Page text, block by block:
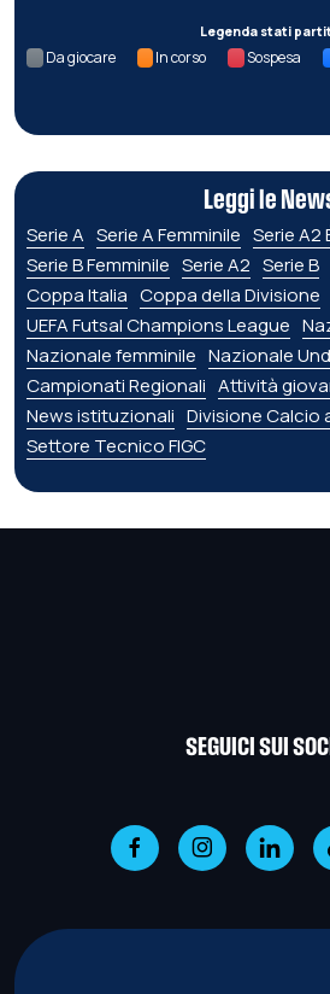
Legenda stati
Da giocare In corso Sospesa
Leggi le
Serie A Serie A Femminile Serie A2
Serie B Femminile Serie A2 Serie B
Coppa Italia Coppa della Divisione
UEFA Futsal Champions League
Nazionale femminile Nazionale
Campionati Regionali Attività
News istituzionali Divisione Calcio
Settore Tecnico FIGC
SEGUICI SUI